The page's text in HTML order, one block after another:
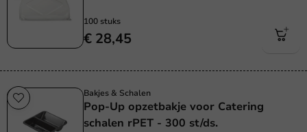
100 stuks
€ 28,45
Bakjes & Schalen
Pop-Up opzetbakje voor Catering
schalen rPET - 300 st/ds.